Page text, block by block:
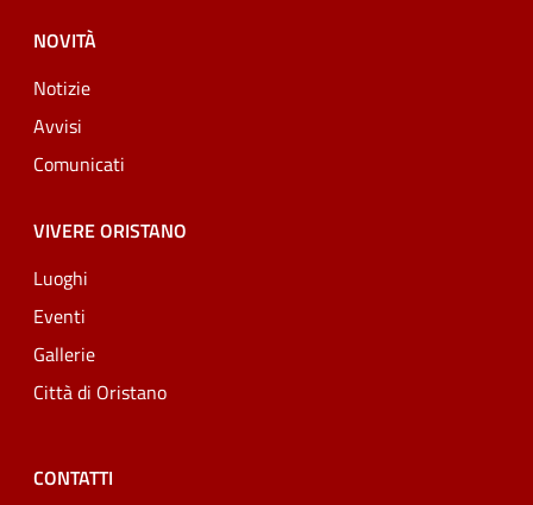
NOVITÀ
Notizie
Avvisi
Comunicati
VIVERE ORISTANO
Luoghi
Eventi
Gallerie
Città di Oristano
CONTATTI